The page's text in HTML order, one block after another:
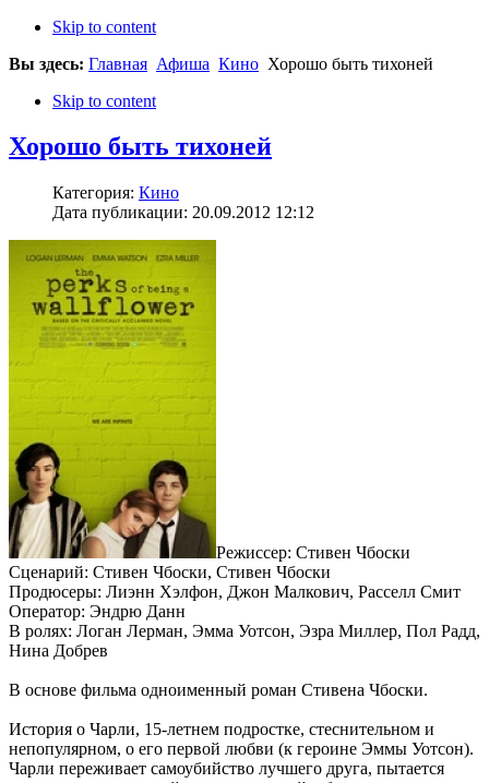
Skip to content
Вы здесь: Главная Афиша Кино Хорошо быть тихоней
Skip to content
Хорошо быть тихоней
Категория: Кино
Дата публикации: 20.09.2012 12:12
Режиссер: Стивен Чбоски
Сценарий: Стивен Чбоски, Стивен Чбоски
Продюсеры: Лиэнн Хэлфон, Джон Малкович, Расселл Смит
Оператор: Эндрю Данн
В ролях: Логан Лерман, Эмма Уотсон, Эзра Миллер, Пол Радд,
Нина Добрев
В основе фильма одноименный роман Стивена Чбоски.
История о Чарли, 15-летнем подростке, стеснительном и
непопулярном, о его первой любви (к героине Эммы Уотсон).
Чарли переживает самоубийство лучшего друга, пытается